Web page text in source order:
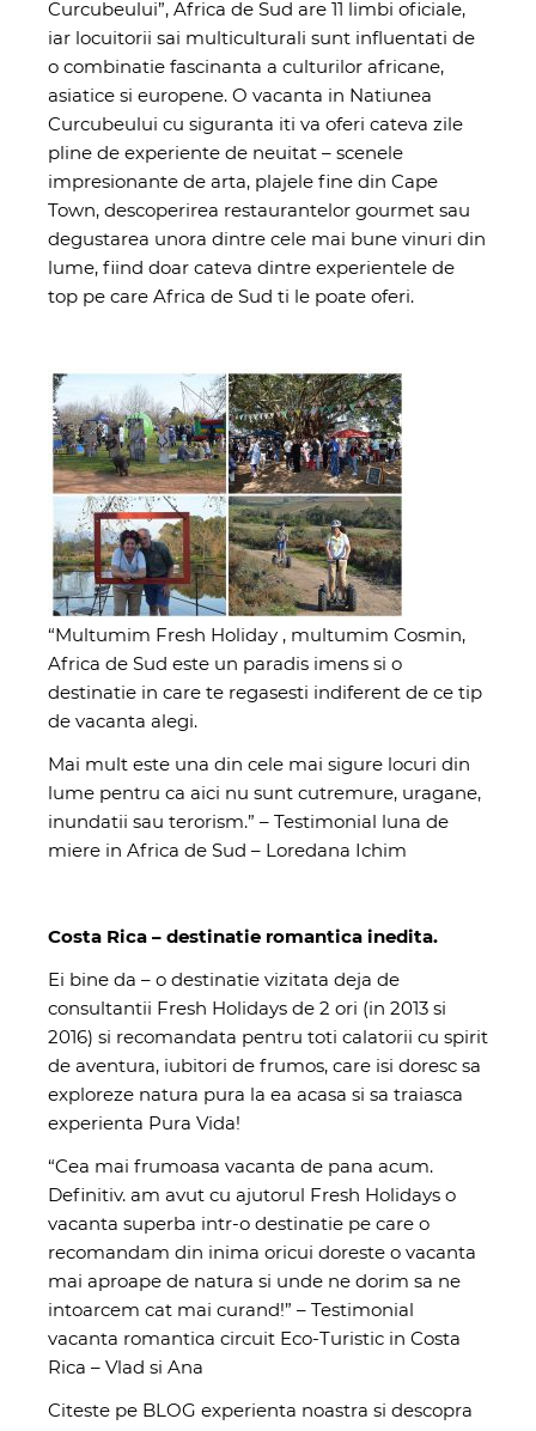
Curcubeului”, Africa de Sud are 11 limbi oficiale,
iar locuitorii sai multiculturali sunt influentati de
o combinatie fascinanta a culturilor africane,
asiatice si europene. O vacanta in Natiunea
Curcubeului cu siguranta iti va oferi cateva zile
pline de experiente de neuitat – scenele
impresionante de arta, plajele fine din Cape
Town, descoperirea restaurantelor gourmet sau
degustarea unora dintre cele mai bune vinuri din
lume, fiind doar cateva dintre experientele de
top pe care Africa de Sud ti le poate oferi.
“Multumim Fresh Holiday , multumim Cosmin,
Africa de Sud este un paradis imens si o
destinatie in care te regasesti indiferent de ce tip
de vacanta alegi.
Mai mult este una din cele mai sigure locuri din
lume pentru ca aici nu sunt cutremure, uragane,
inundatii sau terorism.” – Testimonial luna de
miere in Africa de Sud – Loredana Ichim
Costa Rica – destinatie romantica inedita.
Ei bine da – o destinatie vizitata deja de
consultantii Fresh Holidays de 2 ori (in 2013 si
2016) si recomandata pentru toti calatorii cu spirit
de aventura, iubitori de frumos, care isi doresc sa
exploreze natura pura la ea acasa si sa traiasca
experienta Pura Vida!
“Cea mai frumoasa vacanta de pana acum.
Definitiv. am avut cu ajutorul Fresh Holidays o
vacanta superba intr-o destinatie pe care o
recomandam din inima oricui doreste o vacanta
mai aproape de natura si unde ne dorim sa ne
intoarcem cat mai curand!” – Testimonial
vacanta romantica circuit Eco-Turistic in Costa
Rica – Vlad si Ana
Citeste pe BLOG experienta noastra si descopra